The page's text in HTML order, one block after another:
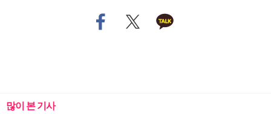
많이 본 기사